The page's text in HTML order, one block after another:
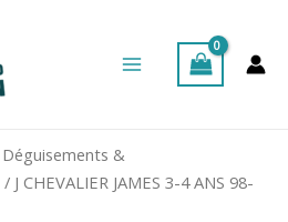
Menu
Déguisements &
/ J CHEVALIER JAMES 3-4 ANS 98-